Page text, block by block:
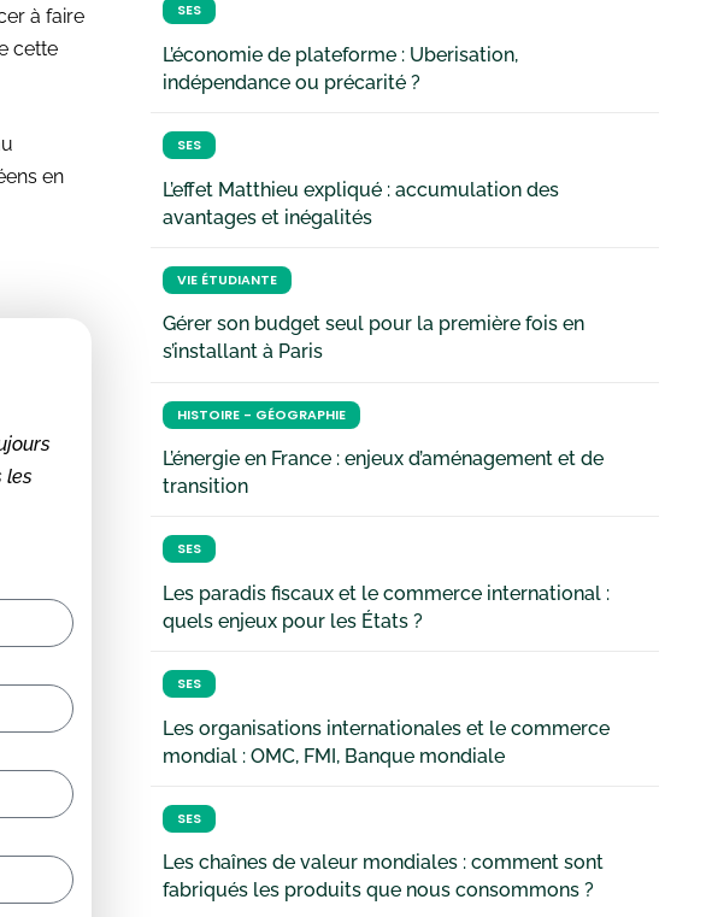
à faire
cette
en
les
SES
L’économie de plateforme : Uberisation,
indépendance ou précarité ?
SES
L’effet Matthieu expliqué : accumulation des
avantages et inégalités
VIE ÉTUDIANTE
Gérer son budget seul pour la première fois en
s’installant à Paris
HISTOIRE - GÉOGRAPHIE
L’énergie en France : enjeux d’aménagement et de
transition
SES
Les paradis fiscaux et le commerce international :
quels enjeux pour les États ?
SES
Les organisations internationales et le commerce
mondial : OMC, FMI, Banque mondiale
SES
Les chaînes de valeur mondiales : comment sont
fabriqués les produits que nous consommons ?